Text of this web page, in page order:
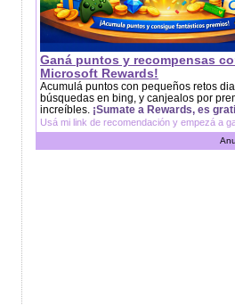
Ganá puntos y recompensas
Microsoft Rewards!
Acumulá puntos con pequeños retos
búsquedas en bing, y canjealos por
increíbles. ¡Sumate a Rewards, es
Usá mi link de recomendación y empezá a